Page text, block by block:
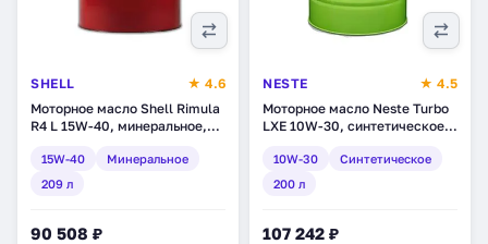
SHELL
★ 4.6
Моторное масло Shell Rimula
R4 L 15W-40, минеральное,
15W-40
Минеральное
209 л
90 508 ₽
NESTE
★ 4.5
Моторное масло Neste Turbo
LXE 10W-30, синтетическое,
10W-30
Синтетическое
200 л
107 242 ₽